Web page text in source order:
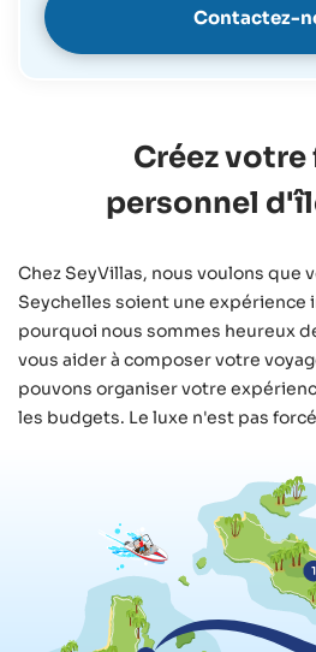
Contactez-
Créez
personnel
Chez SeyVillas, nous voulons que
Seychelles soient une expérience
pourquoi nous sommes heureux
vous aider à composer votre
pouvons organiser votre
les budgets. Le luxe n'est pas